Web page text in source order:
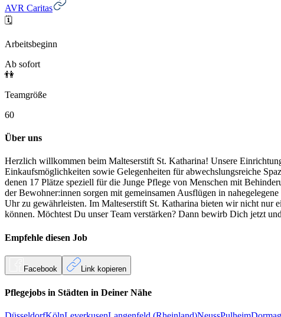
AVR Caritas
🗓️
Arbeitsbeginn
Ab sofort
👫
Teamgröße
60
Über uns
Herzlich willkommen beim Malteserstift St. Katharina! Unsere
Einkaufsmöglichkeiten sowie Gelegenheiten für abwechslungsreiche
denen 17 Plätze speziell für die Junge Pflege von Menschen mit
der Bewohner:innen sorgen mit gemeinsamen Ausflügen in
Uhr zu gewährleisten. Im Malteserstift St. Katharina bieten wir nicht nur
können. Möchtest Du unser Team verstärken? Dann bewirb Dich jetzt
Empfehle diesen Job
Facebook Link kopieren
Pflegejobs in Städten in Deiner Nähe